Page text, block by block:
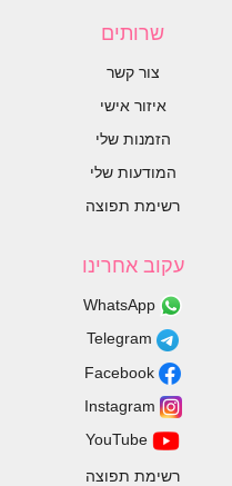
שרותים
צור קשר
איזור אישי
הזמנות שלי
המודעות שלי
רשימת תפוצה
עקוב אחרינו
רשימת תפוצה